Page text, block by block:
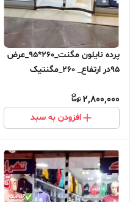
پرده نایلون مگنت_260*95_عرض
95در ارتفاع_ 260_مگنتیک
2,800,000
افزودن به سبد